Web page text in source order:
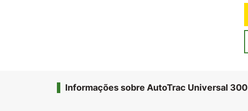
Informações sobre AutoTrac Universal 300